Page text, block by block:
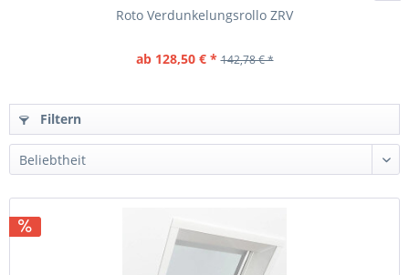
Roto Verdunkelungsrollo ZRV
ab 128,50 € * 142,78 € *
Filtern